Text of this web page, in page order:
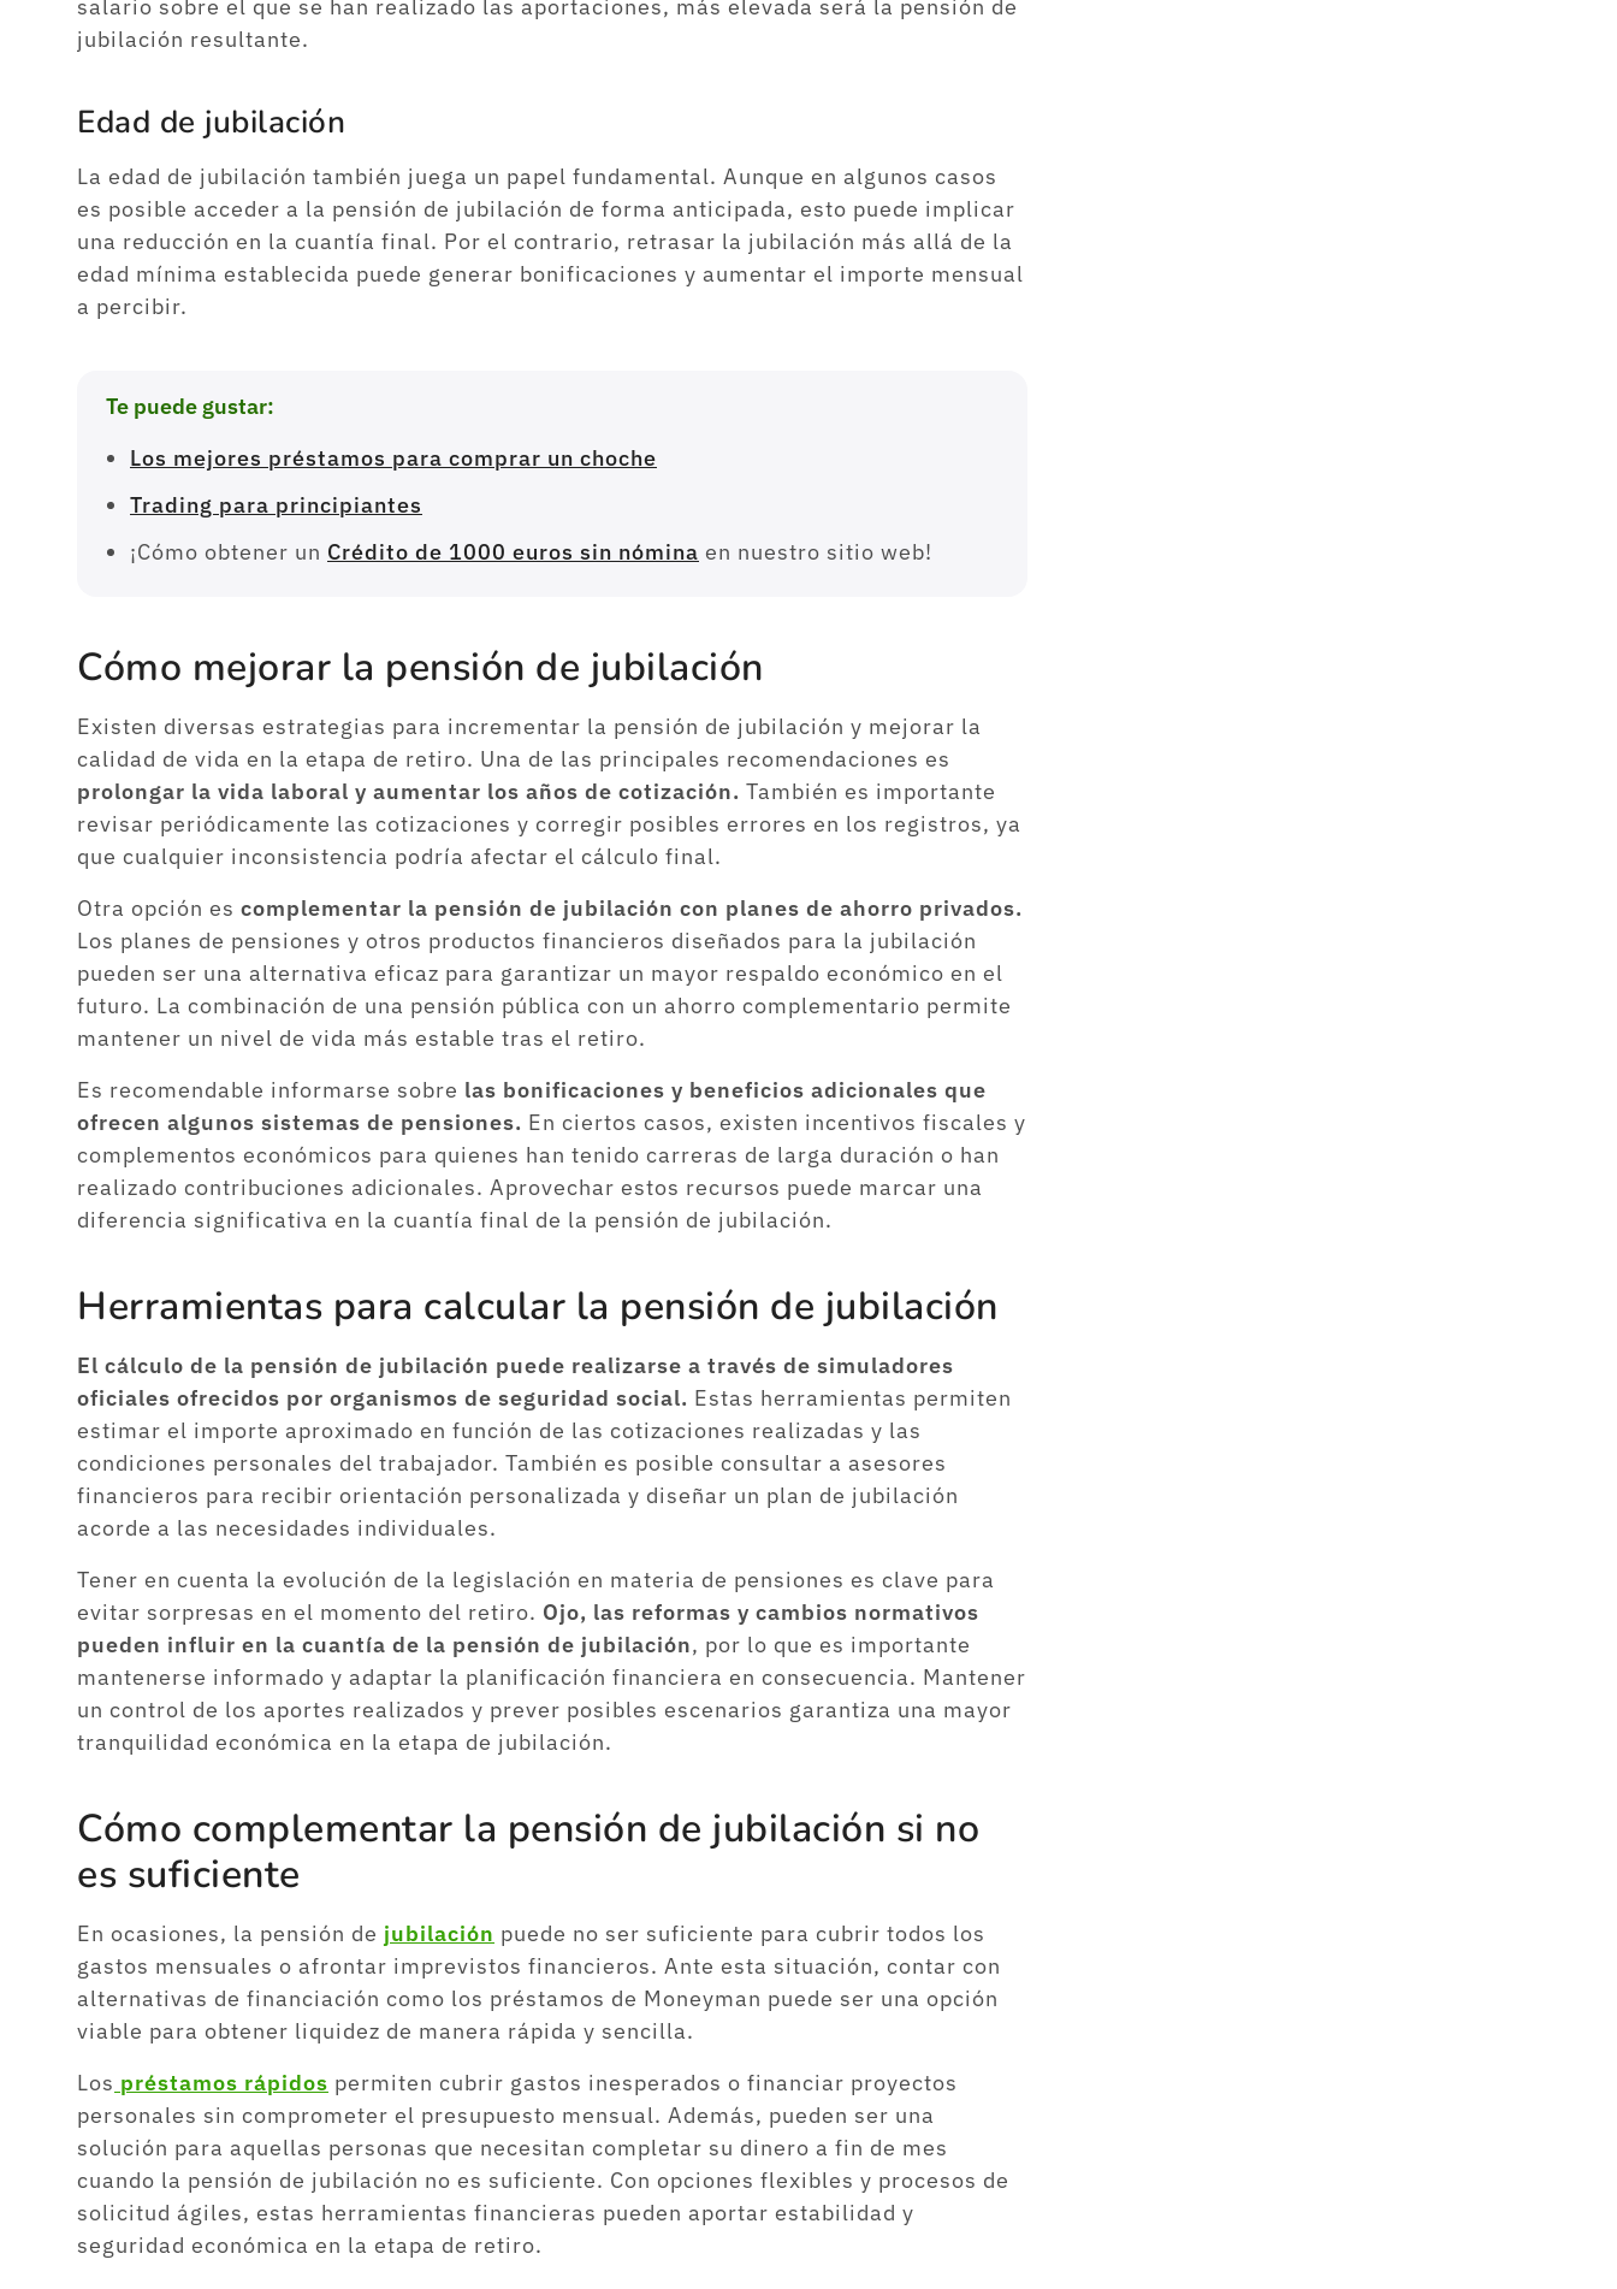
salario sobre el que se han realizado las aportaciones, más elevada será la pensión de
jubilación resultante.
Edad de jubilación
La edad de jubilación también juega un papel fundamental. Aunque en algunos casos
es posible acceder a la pensión de jubilación de forma anticipada, esto puede implicar
una reducción en la cuantía final. Por el contrario, retrasar la jubilación más allá de la
edad mínima establecida puede generar bonificaciones y aumentar el importe mensual
a percibir.
Te puede gustar:
Los mejores préstamos para comprar un choche
Trading para principiantes
¡Cómo obtener un Crédito de 1000 euros sin nómina en nuestro sitio web!
Cómo mejorar la pensión de jubilación
Existen diversas estrategias para incrementar la pensión de jubilación y mejorar la
calidad de vida en la etapa de retiro. Una de las principales recomendaciones es
prolongar la vida laboral y aumentar los años de cotización. También es importante
revisar periódicamente las cotizaciones y corregir posibles errores en los registros, ya
que cualquier inconsistencia podría afectar el cálculo final.
Otra opción es complementar la pensión de jubilación con planes de ahorro privados.
Los planes de pensiones y otros productos financieros diseñados para la jubilación
pueden ser una alternativa eficaz para garantizar un mayor respaldo económico en el
futuro. La combinación de una pensión pública con un ahorro complementario permite
mantener un nivel de vida más estable tras el retiro.
Es recomendable informarse sobre las bonificaciones y beneficios adicionales que
ofrecen algunos sistemas de pensiones. En ciertos casos, existen incentivos fiscales y
complementos económicos para quienes han tenido carreras de larga duración o han
realizado contribuciones adicionales. Aprovechar estos recursos puede marcar una
diferencia significativa en la cuantía final de la pensión de jubilación.
Herramientas para calcular la pensión de jubilación
El cálculo de la pensión de jubilación puede realizarse a través de simuladores
oficiales ofrecidos por organismos de seguridad social. Estas herramientas permiten
estimar el importe aproximado en función de las cotizaciones realizadas y las
condiciones personales del trabajador. También es posible consultar a asesores
financieros para recibir orientación personalizada y diseñar un plan de jubilación
acorde a las necesidades individuales.
Tener en cuenta la evolución de la legislación en materia de pensiones es clave para
evitar sorpresas en el momento del retiro. Ojo, las reformas y cambios normativos
pueden influir en la cuantía de la pensión de jubilación, por lo que es importante
mantenerse informado y adaptar la planificación financiera en consecuencia. Mantener
un control de los aportes realizados y prever posibles escenarios garantiza una mayor
tranquilidad económica en la etapa de jubilación.
Cómo complementar la pensión de jubilación si no
es suficiente
En ocasiones, la pensión de jubilación puede no ser suficiente para cubrir todos los
gastos mensuales o afrontar imprevistos financieros. Ante esta situación, contar con
alternativas de financiación como los préstamos de Moneyman puede ser una opción
viable para obtener liquidez de manera rápida y sencilla.
Los préstamos rápidos permiten cubrir gastos inesperados o financiar proyectos
personales sin comprometer el presupuesto mensual. Además, pueden ser una
solución para aquellas personas que necesitan completar su dinero a fin de mes
cuando la pensión de jubilación no es suficiente. Con opciones flexibles y procesos de
solicitud ágiles, estas herramientas financieras pueden aportar estabilidad y
seguridad económica en la etapa de retiro.